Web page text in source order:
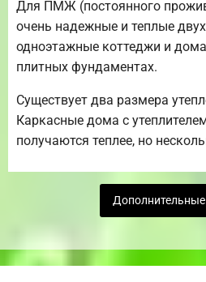
Для ПМЖ (постоянного
очень надежные и теплые
одноэтажные коттеджи и
плитных фундаментах.
Существует два размера
Каркасные дома с
получаются теплее, но
Дополнительные